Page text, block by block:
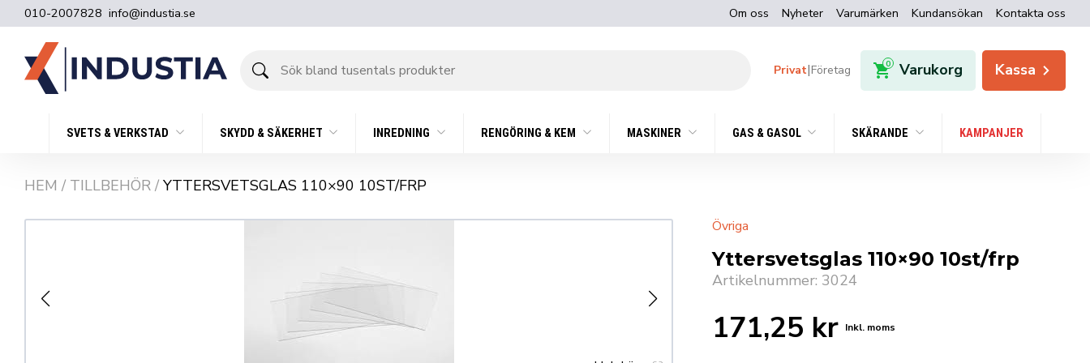
010-2007828 info@industia.se Om oss Nyheter Varumärken Kundansökan Kontakta oss
bland
Privat|Företag 0 Varukorg Kassa
SVETS & VERKSTAD SKYDD & SÄKERHET INREDNING RENGÖRING & KEM MASKINER GAS & GASOL SKÄRANDE KAMPANJER
HEM / TILLBEHÖR / YTTERSVETSGLAS 110×90 10ST/FRP
Övriga
Yttersvetsglas 110×90 10st/frp
Artikelnummer: 3024
171,25 kr Inkl. moms